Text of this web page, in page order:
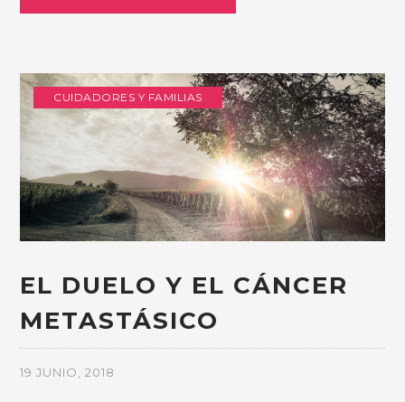
CUIDADORES Y FAMILIAS
EL DUELO Y EL CÁNCER
METASTÁSICO
19 JUNIO, 2018